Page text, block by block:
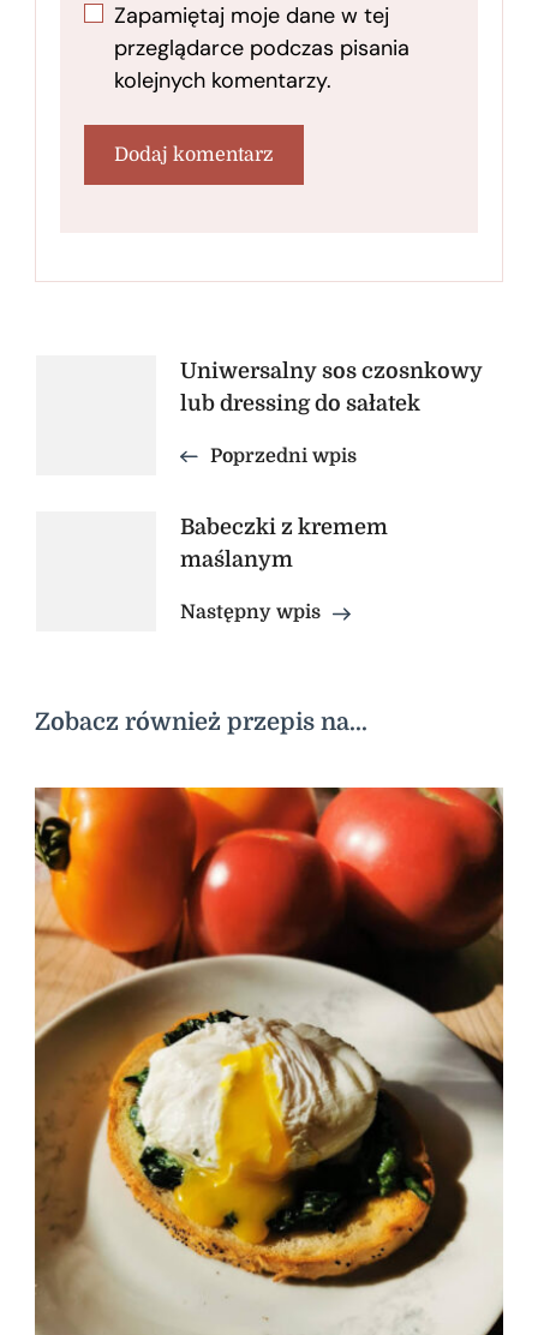
Zapamiętaj moje dane w tej
przeglądarce podczas pisania
kolejnych komentarzy.
NawigacjaUniwersalny sos czosnkowy
lub dressing do sałatek
Poprzedni wpis
Babeczki z kremem
maślanym
Następny wpis
Zobacz również przepis na...